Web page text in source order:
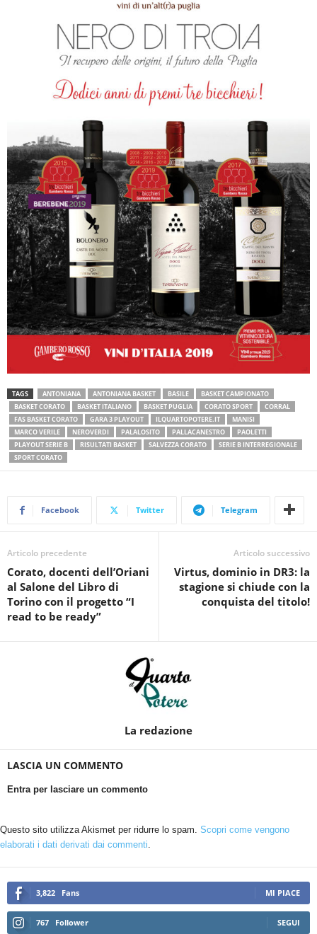
TAGS ANTONIANA ANTONIANA BASKET BASILE
BASKET CAMPIONATO
BASKET CORATO
BASKET ITALIANO BASKET PUGLIA CORATO SPORT
CORRAL
FAS BASKET CORATO
GARA 3 PLAYOUT ILQUARTOPOTERE.IT
MANISI
MARCO VERILE
NEROVERDI PALALOSITO PALLACANESTRO
PAOLETTI
PLAYOUT SERIE B
RISULTATI BASKET SALVEZZA CORATO
SERIE B INTERREGIONALE
SPORT CORATO
Facebook Twitter Telegram
Articolo precedente
Corato, docenti dell’Oriani
al Salone del Libro di
Torino con il progetto “I
read to be ready”
Articolo successivo
Virtus, dominio in DR3: la
stagione si chiude con la
conquista del titolo!
La redazione
LASCIA UN COMMENTO
Entra per lasciare un commento
Questo sito utilizza Akismet per ridurre lo spam. Scopri come vengono
elaborati i dati derivati dai commenti
3,822 Fans MI PIACE
767 Follower SEGUI